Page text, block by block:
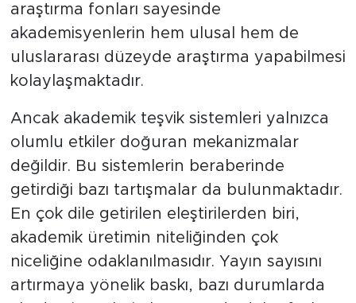
araştırma fonları sayesinde
akademisyenlerin hem ulusal hem de
uluslararası düzeyde araştırma yapabilmesi
kolaylaşmaktadır.
Ancak akademik teşvik sistemleri yalnızca
olumlu etkiler doğuran mekanizmalar
değildir. Bu sistemlerin beraberinde
getirdiği bazı tartışmalar da bulunmaktadır.
En çok dile getirilen eleştirilerden biri,
akademik üretimin niteliğinden çok
niceliğine odaklanılmasıdır. Yayın sayısını
artırmaya yönelik baskı, bazı durumlarda